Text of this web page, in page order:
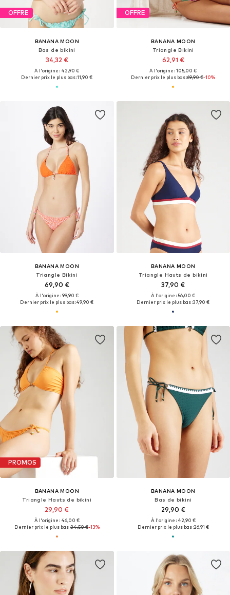
OFFRE
BANANA MOON
Bas de bikini
34,32 €
À l'origine : 42,90 €
Dernier prix le plus bas :11,90 €
OFFRE
BANANA MOON
Triangle Bikini
62,91 €
À l'origine : 105,00 €
Dernier prix le plus bas :69,90 €-10%
BANANA MOON
Triangle Bikini
69,90 €
À l'origine : 99,90 €
Dernier prix le plus bas :49,90 €
BANANA MOON
Triangle Hauts de bikini
37,90 €
À l'origine : 56,00 €
Dernier prix le plus bas :37,90 €
PROMOS
BANANA MOON
Triangle Hauts de bikini
29,90 €
À l'origine : 46,00 €
Dernier prix le plus bas :34,50 €-13%
BANANA MOON
Bas de bikini
29,90 €
À l'origine : 42,90 €
Dernier prix le plus bas :26,91 €